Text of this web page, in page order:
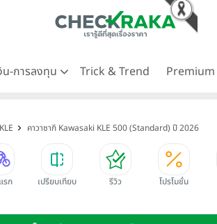
น-การลงทุน Trick & Trend Premium
คาวาซากิ Kawasaki KLE 500 (Standard) ปี 2026
รก เปรียบเทียบ รีวิว โปรโมชั่น